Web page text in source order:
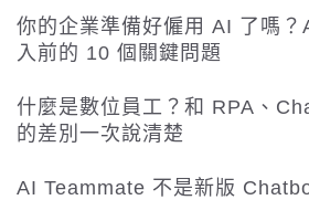
你的企業準備好僱用 AI 了嗎
入前的 10 個關鍵問題
什麼是數位員工？和 RPA、
的差別一次說清楚
AI Teammate 不是新版